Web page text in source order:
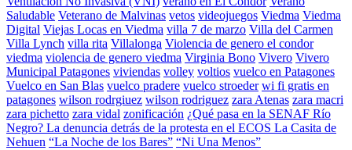
Saludable Veterano de Malvinas vetos videojuegos Viedma Viedma
Digital Viejas Locas en Viedma villa 7 de marzo Villa del Carmen
Villa Lynch villa rita Villalonga Violencia de genero el condor
viedma violencia de genero viedma Virginia Bono Vivero Vivero
Municipal Patagones viviendas volley voltios vuelco en Patagones
Vuelco en San Blas vuelco pradere vuelco stroeder wi fi gratis en
patagones wilson rodrgiuez wilson rodriguez zara Atenas zara macri
zara pichetto zara vidal zonificación ¿Qué pasa en la SENAF Río
Negro? La denuncia detrás de la protesta en el ECOS La Casita de
Nehuen “La Noche de los Bares” “Ni Una Menos”